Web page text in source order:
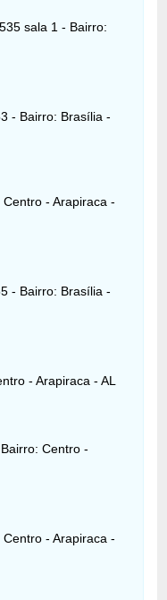
sala 1 - Bairro:
- Bairro: Brasília -
- Arapiraca -
- Bairro: Brasília -
- Arapiraca - AL
Centro -
- Arapiraca -